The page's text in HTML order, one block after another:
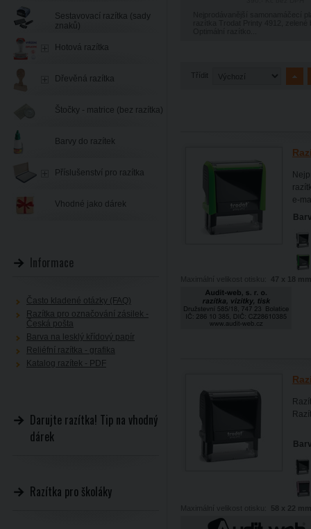
Třídit
e-
Sestavovací razítka (sady
znaků)
Hotová razítka
Dřevěná razítka
Štočky - matrice (bez razítka)
Barvy do razítek
Příslušenství pro razítka
Vhodné jako dárek
Informace
Často kladené otázky (FAQ)
Razítka pro označování zásilek -
Česká pošta
Barva na lesklý křídový papír
Reliéfní razítka - grafika
Katalog razítek - PDF
Darujte razítka! Tip na vhodný
dárek
Razítka pro školáky